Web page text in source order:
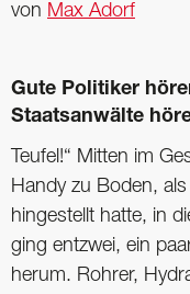
von Max Adorf
Gute Politiker
Staatsanwälte
Teufel!“ Mitten im
Handy zu Boden,
hingestellt hatte, in
ging entzwei, ein
herum. Rohrer,